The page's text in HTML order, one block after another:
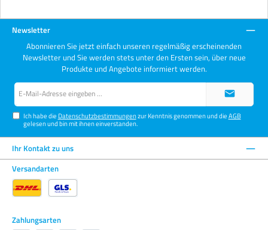
Newsletter
Abonnieren Sie jetzt einfach unseren regelmäßig erscheinenden
Newsletter und Sie werden stets unter den Ersten sein, über neue
Produkte und Angebote informiert werden.
Ich habe die Datenschutzbestimmungenzur Kenntnis genommen und dieAGB
gelesen und bin mit ihnen einverstanden.
Ihr Kontakt zu uns
Versandarten
Zahlungsarten